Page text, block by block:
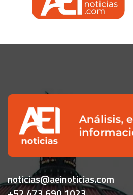
noticias@aeinoticias.com